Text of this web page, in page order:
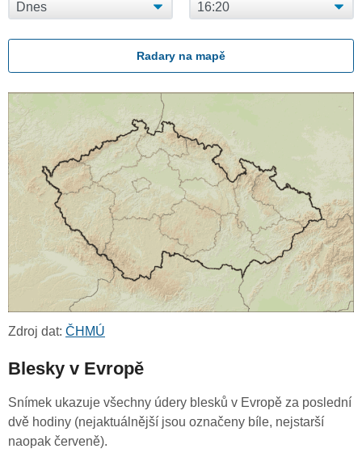
Radary na mapě
Zdroj dat: ČHMÚ
Blesky v Evropě
Snímek ukazuje všechny údery blesků v Evropě za poslední
dvě hodiny (nejaktuálnější jsou označeny bíle, nejstarší
naopak červeně).